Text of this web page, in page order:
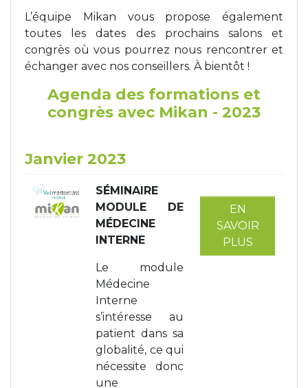
L’équipe Mikan vous propose également
toutes les dates des prochains salons et
congrès où vous pourrez nous rencontrer et
échanger avec nos conseillers. À bientôt !
Agenda des formations et
congrès avec Mikan - 2023
Janvier 2023
SÉMINAIRE
MODULE DE
MÉDECINE
INTERNE
Le module
Médecine
Interne
s’intéresse au
patient dans sa
globalité, ce qui
nécessite donc
une
EN
SAVOIR
PLUS
Tapis de course
Analyse biomécanique
Les packs kiné